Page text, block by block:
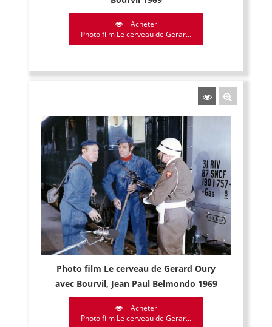
Acheter
Photo film Le cerveau de Gerar...
Photo film Le cerveau de Gerard Oury
avec Bourvil, Jean Paul Belmondo 1969
Acheter
Photo film Le cerveau de Gerar...